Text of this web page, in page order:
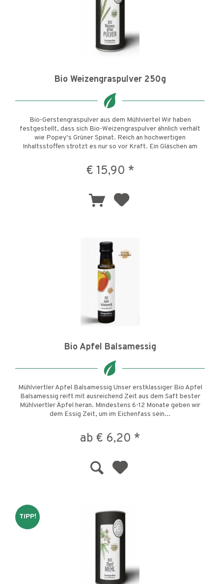
Bio Weizengraspulver 250g
Bio-Gerstengraspulver aus dem Mühlviertel Wir haben
festgestellt, dass sich Bio-Weizengraspulver ähnlich verhält
wie Popey‘s Grüner Spinat. Reich an hochwertigen
Inhaltsstoffen strotzt es nur so vor Kraft. Ein Gläschen am
€ 15,90 *
Bio Apfel Balsamessig
Mühlviertler Apfel Balsamessig Unser erstklassiger Bio Apfel
Balsamessig reift mit ausreichend Zeit aus dem Saft bester
Mühlviertler Äpfel heran. Mindestens 6-12 Monate geben wir
dem Essig Zeit, um im Eichenfass sein...
ab € 6,20 *
TIPP!